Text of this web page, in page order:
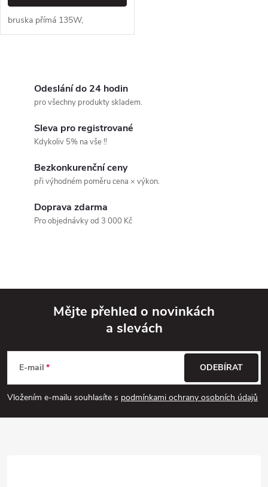
bruska přímá 135W,
r
y
v
ý
Odeslání do 24 hodin
pro všechny produkty skladem.
Sleva pro registrované
Kdykoliv 5% na vše !!
Bezkonkurenční ceny
při výhodném poměru cena × výkon.
Doprava zdarma
Pro objednávky od 3 000 Kč
p
a
Mějte přehled o novinkách
a slevách
E-mail
Vložením e-mailu souhlasíte s podmínkami ochrany osobních údajů
ODEBÍRAT